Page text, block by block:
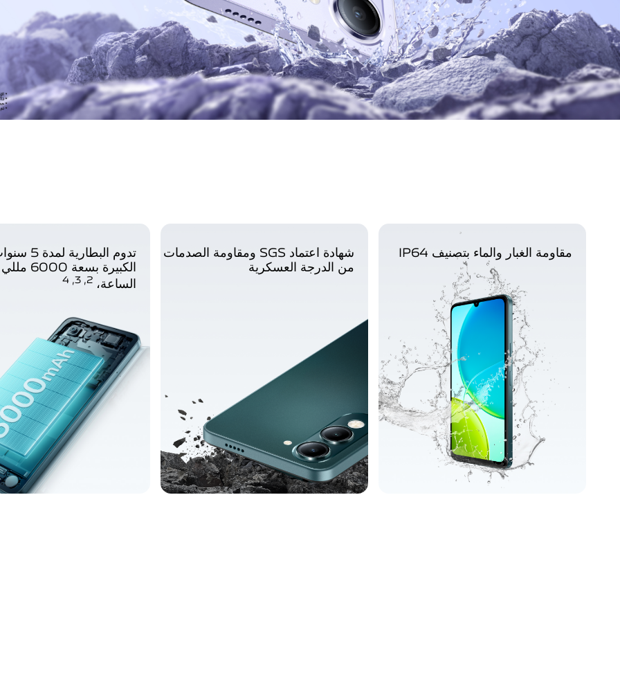
تدوم
الكبيرة
الساعة،2, 3, 4
شهادة اعتماد SGS ومقاومة الصدمات
من الدرجة العسكرية
مقاومة الغبار والماء بتصنيف IP64